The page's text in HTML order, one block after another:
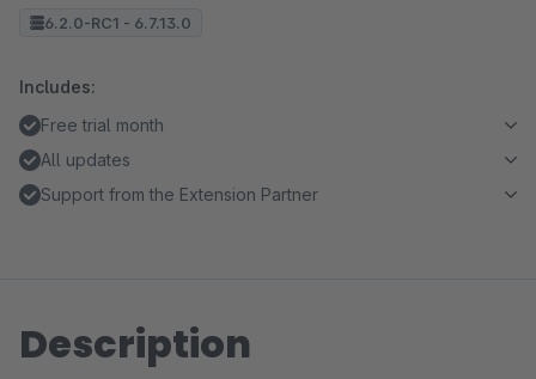
6.2.0-RC1 - 6.7.13.0
Includes:
Free trial month
All updates
Support from the Extension Partner
Description